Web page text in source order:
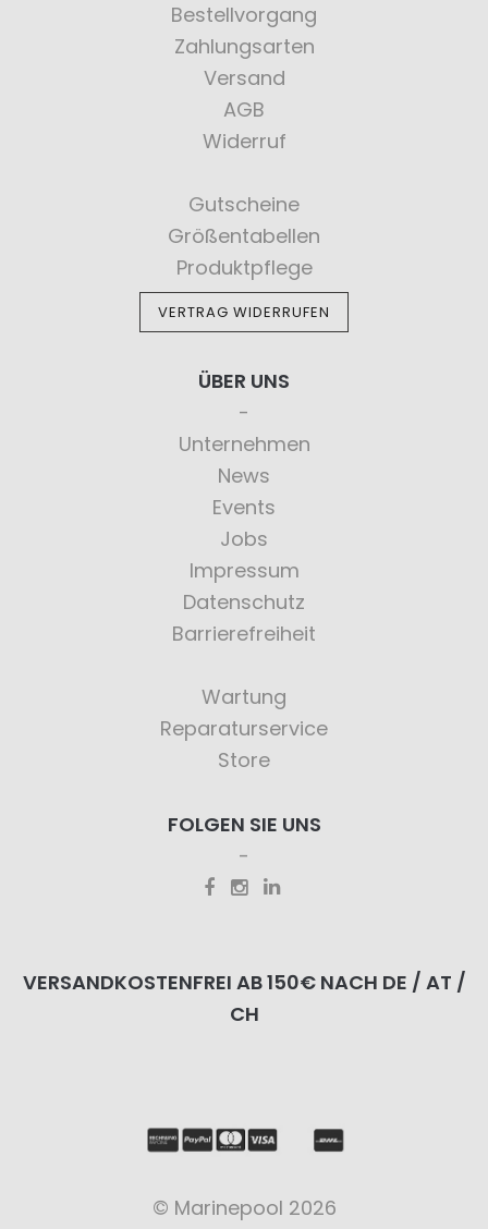
Bestellvorgang
Zahlungsarten
Versand
AGB
Widerruf
Gutscheine
Größentabellen
Produktpflege
VERTRAG WIDERRUFEN
ÜBER UNS
Unternehmen
News
Events
Jobs
Impressum
Datenschutz
Barrierefreiheit
Wartung
Reparaturservice
Store
FOLGEN SIE UNS
VERSANDKOSTENFREI AB 150€ NACH DE / AT /
CH
© Marinepool 2026